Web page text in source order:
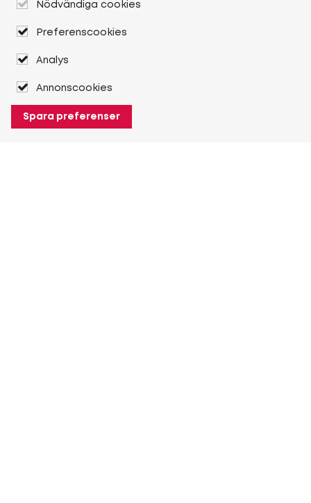
Nödvändiga cookies
Preferenscookies
Analys
Annonscookies
Spara preferenser